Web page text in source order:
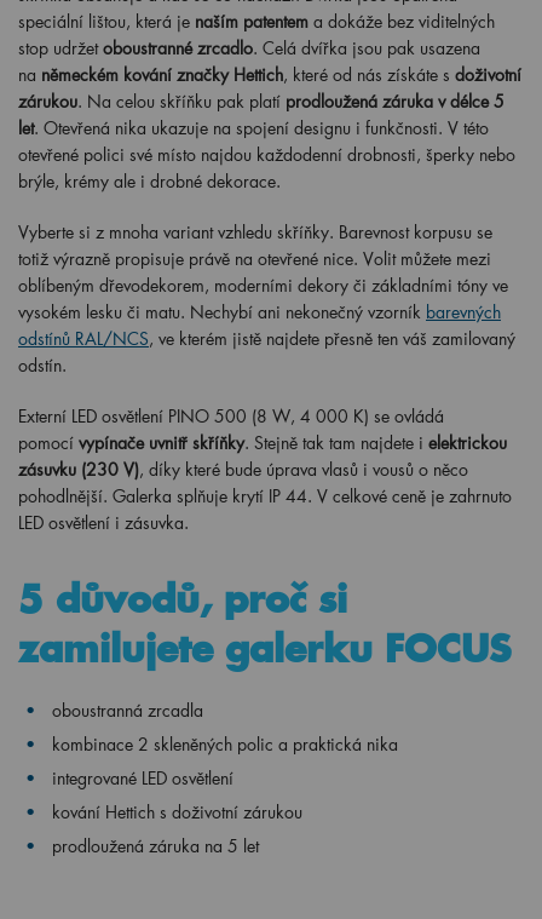
speciální lištou, která je naším patentem a dokáže bez viditelných
stop udržet oboustranné zrcadlo. Celá dvířka jsou pak usazena
na německém kování značky Hettich, které od nás získáte s doživotní
zárukou. Na celou skříňku pak platí prodloužená záruka v délce 5
let. Otevřená nika ukazuje na spojení designu i funkčnosti. V této
otevřené polici své místo najdou každodenní drobnosti, šperky nebo
brýle, krémy ale i drobné dekorace.
Vyberte si z mnoha variant vzhledu skříňky. Barevnost korpusu se
totiž výrazně propisuje právě na otevřené nice. Volit můžete mezi
oblíbeným dřevodekorem, moderními dekory či základními tóny ve
vysokém lesku či matu. Nechybí ani nekonečný vzorník barevných
odstínů RAL/NCS, ve kterém jistě najdete přesně ten váš zamilovaný
odstín.
Externí LED osvětlení PINO 500 (8 W, 4 000 K) se ovládá
pomocí vypínače uvnitř skříňky. Stejně tak tam najdete i elektrickou
zásuvku (230 V), díky které bude úprava vlasů i vousů o něco
pohodlnější. Galerka splňuje krytí IP 44. V celkové ceně je zahrnuto
LED osvětlení i zásuvka.
5 důvodů, proč si
zamilujete galerku FOCUS
oboustranná zrcadla
kombinace 2 skleněných polic a praktická nika
integrované LED osvětlení
kování Hettich s doživotní zárukou
prodloužená záruka na 5 let